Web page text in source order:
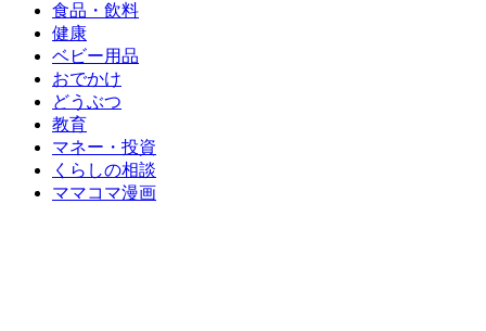
食品・飲料
健康
ベビー用品
おでかけ
どうぶつ
教育
マネー・投資
くらしの相談
ママコマ漫画